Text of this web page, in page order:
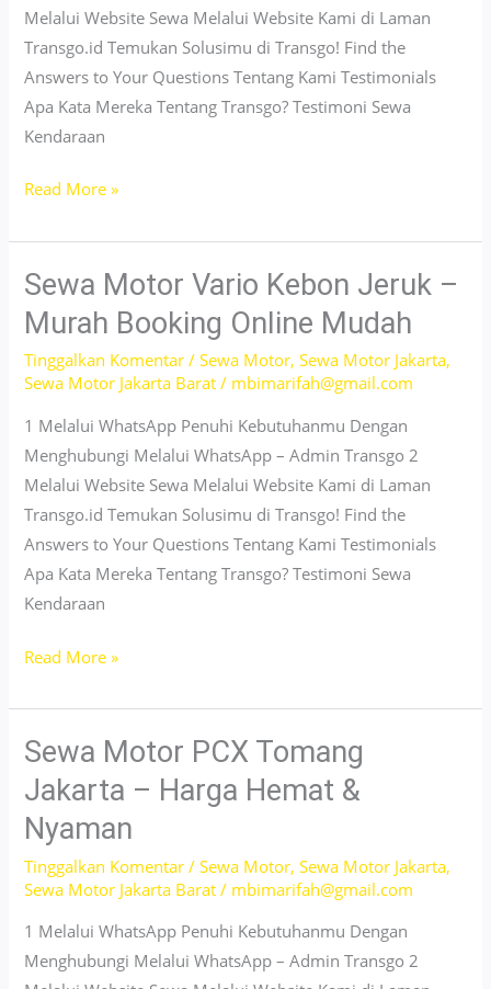
Melalui Website Sewa Melalui Website Kami di Laman
Transgo.id Temukan Solusimu di Transgo! Find the
Answers to Your Questions Tentang Kami Testimonials
Apa Kata Mereka Tentang Transgo? Testimoni Sewa
Kendaraan
Sewa
Vario
Tanjung
Priok
–
Terpercaya
&
Praktis
Read More »
Sewa Motor Vario Kebon Jeruk –
Murah Booking Online Mudah
Tinggalkan Komentar /Sewa Motor,Sewa Motor Jakarta,
Sewa Motor Jakarta Barat / mbimarifah@gmail.com
1 Melalui WhatsApp Penuhi Kebutuhanmu Dengan
Menghubungi Melalui WhatsApp – Admin Transgo 2
Melalui Website Sewa Melalui Website Kami di Laman
Transgo.id Temukan Solusimu di Transgo! Find the
Answers to Your Questions Tentang Kami Testimonials
Apa Kata Mereka Tentang Transgo? Testimoni Sewa
Kendaraan
Sewa
Vario
Kebon
Jeruk
–
Murah
Booking
Online
Mudah
Read More »
Sewa Motor PCX Tomang
Jakarta – Harga Hemat &
Nyaman
Tinggalkan Komentar /Sewa Motor,Sewa Motor Jakarta,
Sewa Motor Jakarta Barat / mbimarifah@gmail.com
1 Melalui WhatsApp Penuhi Kebutuhanmu Dengan
Menghubungi Melalui WhatsApp – Admin Transgo 2